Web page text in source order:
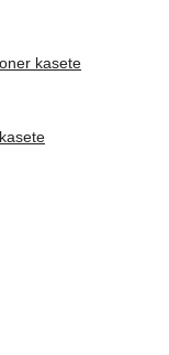
kasete